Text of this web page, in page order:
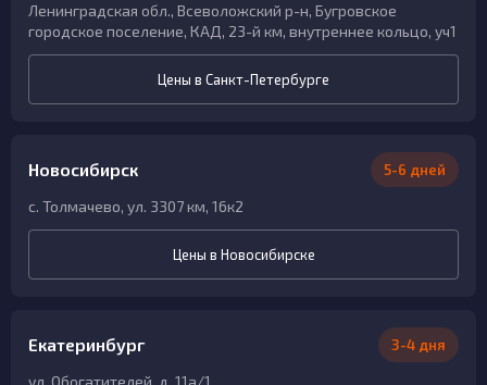
Ленинградская обл., Всеволожский р-н, Бугровское
городское поселение, КАД, 23-й км, внутреннее кольцо, уч1
Цены в Санкт-Петербурге
Новосибирск 5-6 дней
с. Толмачево, ул. 3307 км, 16к2
Цены в Новосибирске
Екатеринбург 3-4 дня